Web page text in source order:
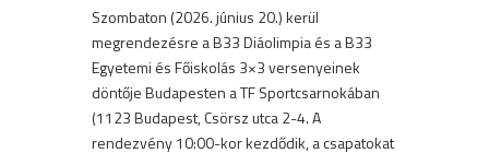
Szombaton (2026. június 20.) kerül
megrendezésre a B33 Diáolimpia és a B33
Egyetemi és Főiskolás 3×3 versenyeinek
döntője Budapesten a TF Sportcsarnokában
(1123 Budapest, Csörsz utca 2-4. A
rendezvény 10:00-kor kezdődik, a csapatokat